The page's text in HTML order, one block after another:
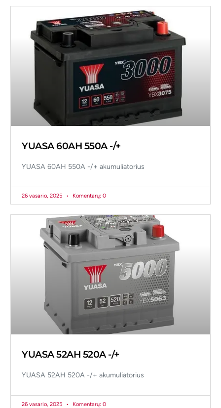
YUASA 60AH 550A -/+
YUASA 60AH 550A -/+ akumuliatorius
26 vasario, 2025 Komentarų: 0
YUASA 52AH 520A -/+
YUASA 52AH 520A -/+ akumuliatorius
26 vasario, 2025 Komentarų: 0